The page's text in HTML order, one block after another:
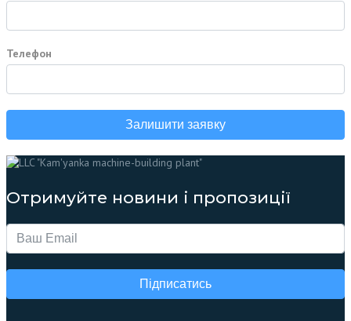
Телефон
Залишити заявку
Отримуйте новини і пропозиції
Підписатись